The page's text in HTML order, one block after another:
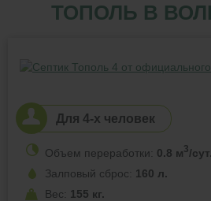
ТОПОЛЬ В
Для 4-х человек
Объем переработки: 0.8 м3/сут.
Залповый сброс: 160 л.
Вес: 155 кг.